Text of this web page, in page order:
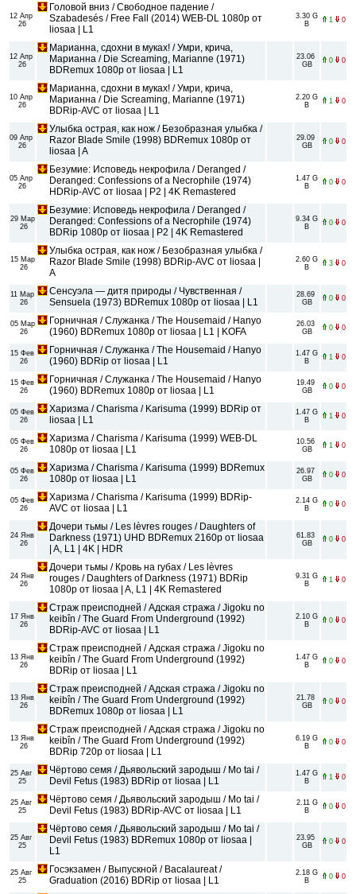
12 Апр
26
Головой вниз / Свободное падение /
Szabadesés / Free Fall (2014) WEB-DL 1080p от
liosaa | L1
3.30 G
B
1 0
12 Апр
26
Марианна, сдохни в муках! / Умри, крича,
Марианна / Die Screaming, Marianne (1971)
BDRemux 1080p от liosaa | L1
23.06
GB
0 0
10 Апр
26
Марианна, сдохни в муках! / Умри, крича,
Марианна / Die Screaming, Marianne (1971)
BDRip-AVC от liosaa | L1
2.20 G
B
1 0
09 Апр
26
Улыбка острая, как нож / Безобразная улыбка /
Razor Blade Smile (1998) BDRemux 1080p от
liosaa | A
29.09
GB
0 0
05 Апр
26
Безумие: Исповедь некрофила / Deranged /
Deranged: Confessions of a Necrophile (1974)
HDRip-AVC от liosaa | P2 | 4K Remastered
1.47 G
B
0 0
29 Мар
26
Безумие: Исповедь некрофила / Deranged /
Deranged: Confessions of a Necrophile (1974)
BDRip 1080p от liosaa | P2 | 4K Remastered
9.34 G
B
0 0
15 Мар
26
Улыбка острая, как нож / Безобразная улыбка /
Razor Blade Smile (1998) BDRip-AVC от liosaa |
A
2.60 G
B
3 0
11 Мар
26
Сенсуэла — дитя природы / Чувственная /
Sensuela (1973) BDRemux 1080p от liosaa | L1
28.69
GB
0 0
05 Мар
26
Горничная / Служанка / The Housemaid / Hanyo
(1960) BDRemux 1080p от liosaa | L1 | KOFA
26.03
GB
0 0
15 Фев
26
Горничная / Служанка / The Housemaid / Hanyo
(1960) BDRip от liosaa | L1
1.47 G
B
1 0
15 Фев
26
Горничная / Служанка / The Housemaid / Hanyo
(1960) BDRemux 1080p от liosaa | L1
19.49
GB
0 0
05 Фев
26
Харизма / Charisma / Karisuma (1999) BDRip от
liosaa | L1
1.47 G
B
1 0
05 Фев
26
Харизма / Charisma / Karisuma (1999) WEB-DL
1080p от liosaa | L1
10.56
GB
1 0
05 Фев
26
Харизма / Charisma / Karisuma (1999) BDRemux
1080p от liosaa | L1
26.97
GB
0 0
05 Фев
26
Харизма / Charisma / Karisuma (1999) BDRip-
AVC от liosaa | L1
2.14 G
B
0 0
24 Янв
26
Дочери тьмы / Les lèvres rouges / Daughters of
Darkness (1971) UHD BDRemux 2160p от liosaa
| A, L1 | 4K | HDR
61.83
GB
0 0
24 Янв
26
Дочери тьмы / Кровь на губах / Les lèvres
rouges / Daughters of Darkness (1971) BDRip
1080p от liosaa | A, L1 | 4K Remastered
9.31 G
B
1 0
17 Янв
26
Страж преисподней / Адская стража / Jigoku no
keibîn / The Guard From Underground (1992)
BDRip-AVC от liosaa | L1
2.10 G
B
0 0
13 Янв
26
Страж преисподней / Адская стража / Jigoku no
keibîn / The Guard From Underground (1992)
BDRip от liosaa | L1
1.47 G
B
0 0
13 Янв
26
Страж преисподней / Адская стража / Jigoku no
keibîn / The Guard From Underground (1992)
BDRemux 1080p от liosaa | L1
21.78
GB
0 0
13 Янв
26
Страж преисподней / Адская стража / Jigoku no
keibîn / The Guard From Underground (1992)
BDRip 720p от liosaa | L1
6.19 G
B
0 0
25 Авг
25
Чёртово семя / Дьявольский зародыш / Mo tai /
Devil Fetus (1983) BDRip от liosaa | L1
1.47 G
B
1 0
25 Авг
25
Чёртово семя / Дьявольский зародыш / Mo tai /
Devil Fetus (1983) BDRip-AVC от liosaa | L1
2.11 G
B
0 0
25 Авг
25
Чёртово семя / Дьявольский зародыш / Mo tai /
Devil Fetus (1983) BDRemux 1080p от liosaa |
L1
23.95
GB
0 0
25 Авг
25
Госэкзамен / Выпускной / Bacalaureat /
Graduation (2016) BDRip от liosaa | L1
2.18 G
B
0 0